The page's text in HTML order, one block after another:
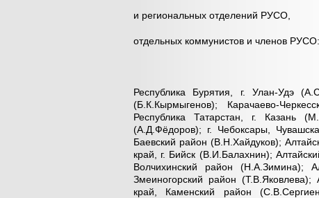
и региональных отделений РУСО,
отдельных коммунистов и членов РУСО:
Республика Бурятия, г. Улан-Удэ
(Б.К.Кырмыгенов); Карачаево-
Республика Татарстан, г. Казань
(А.Д.Фёдоров); г. Чебоксары,
Баевский район (В.Н.Хайдуков);
край, г. Бийск (В.И.Балахнин);
Волчихинский район (Н.А.Зимина);
Змеиногорский район (Т.В.Яковлева);
край, Каменский район